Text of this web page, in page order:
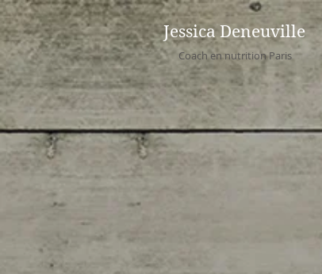
Jessica Deneuville
Coach en nutrition Paris